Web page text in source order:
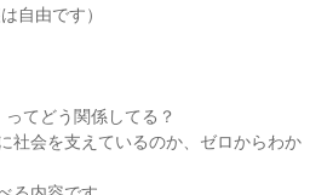
自由です）
ってどう関係してる？
社会を支えているのか、ゼロからわか